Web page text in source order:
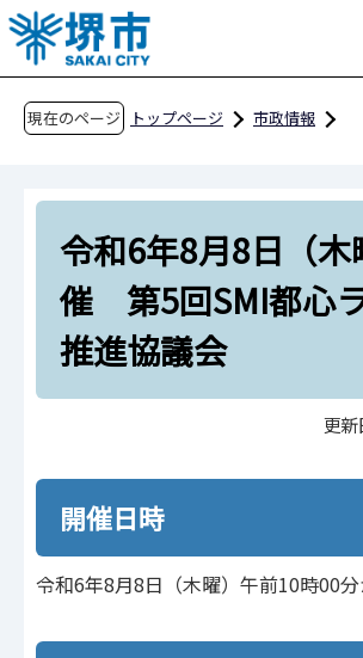
こ
の
ペ
現在のページ トップページ
市政情報
SMI（堺・モビリティ・イノベ
ジェクト
SMI都心ライン等推進協議会
令和6年8月8日（木曜）開催
イン等推進協議会
令和6年8月8日（木
催 第5回SMI都心
推進協議会
更新
開催日時
令和6年8月8日（木曜）午前10時00分